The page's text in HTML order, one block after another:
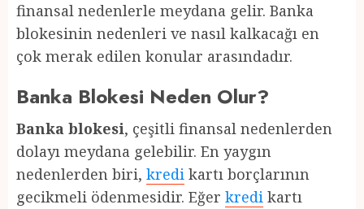
finansal nedenlerle meydana gelir. Banka
blokesinin nedenleri ve nasıl kalkacağı en
çok merak edilen konular arasındadır.
Banka Blokesi Neden Olur?
Banka blokesi, çeşitli finansal nedenlerden
dolayı meydana gelebilir. En yaygın
nedenlerden biri, kredi kartı borçlarının
gecikmeli ödenmesidir. Eğer kredi kartı